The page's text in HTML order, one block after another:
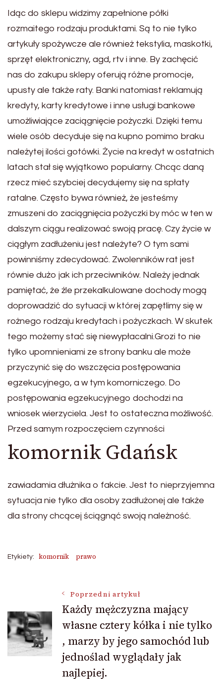
Idąc do sklepu widzimy zapełnione półki
rozmaitego rodzaju produktami. Są to nie tylko
artykuły spożywcze ale również tekstylia, maskotki,
sprzęt elektroniczny, agd, rtv i inne. By zachęcić
nas do zakupu sklepy oferują różne promocje,
upusty ale także raty. Banki natomiast reklamują
kredyty, karty kredytowe i inne usługi bankowe
umożliwiające zaciągnięcie pożyczki. Dzięki temu
wiele osób decyduje się na kupno pomimo braku
należytej ilości gotówki. Życie na kredyt w ostatnich
latach stał się wyjątkowo popularny. Chcąc daną
rzecz mieć szybciej decydujemy się na spłaty
ratalne. Często bywa również, że jesteśmy
zmuszeni do zaciągnięcia pożyczki by móc w ten w
dalszym ciągu realizować swoją pracę. Czy życie w
ciągłym zadłużeniu jest należyte? O tym sami
powinniśmy zdecydować. Zwolenników rat jest
równie dużo jak ich przeciwników. Należy jednak
pamiętać, że źle przekalkulowane dochody mogą
doprowadzić do sytuacji w której zapętlimy się w
rożnego rodzaju kredytach i pożyczkach. W skutek
tego możemy stać się niewypłacalni.Grozi to nie
tylko upomnieniami ze strony banku ale może
przyczynić się do wszczęcia postępowania
egzekucyjnego, a w tym komorniczego. Do
postępowania egzekucyjnego dochodzi na
wniosek wierzyciela. Jest to ostateczna możliwość.
Przed samym rozpoczęciem czynności
komornik Gdańsk
zawiadamia dłużnika o fakcie. Jest to nieprzyjemna
sytuacja nie tylko dla osoby zadłużonej ale także
dla strony chcącej ściągnąć swoją należność.
Etykiety: komornik prawo
Nawigacja
wpisu
Poprzedni artykuł
Każdy mężczyzna mający
własne cztery kółka i nie tylko
, marzy by jego samochód lub
jednoślad wyglądały jak
najlepiej.